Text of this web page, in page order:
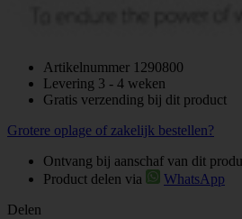
Artikelnummer 1290800
Levering 3 - 4 weken
Gratis verzending bij dit product
Grotere oplage of zakelijk bestellen?
Ontvang bij aanschaf van dit
Product delen via
WhatsApp
Delen